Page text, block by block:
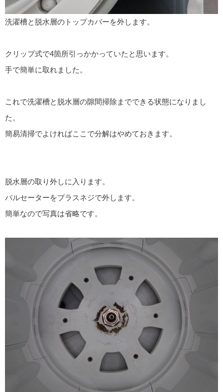
洗濯槽と脱水層のトップカバーを外します。
クリップ式で4箇所引っかかっていたと思います。
手で簡単に取れました。
これで洗濯槽と脱水層の隙間掃除までできる状態になりまし
た。
簡易清掃でよければここで分解はやめておきます。
脱水層の取り外しに入ります。
パルセーターをプラスネジで外します。
簡単なので写真は省略です。